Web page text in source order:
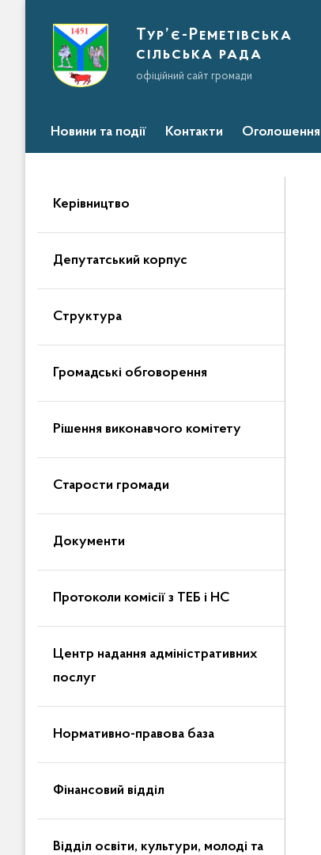
Тур’є-Реметівська
сільська рада
офіційний сайт громади
Новини та події Контакти Оголошення
Керівництво
Депутатський корпус
Структура
Громадські обговорення
Рішення виконавчого комітету
Старости громади
Документи
Протоколи комісії з ТЕБ і НС
Центр надання адміністративних
послуг
Нормативно-правова база
Фінансовий відділ
Відділ освіти, культури, молоді та